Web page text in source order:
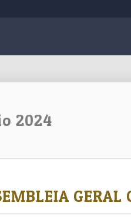
2024